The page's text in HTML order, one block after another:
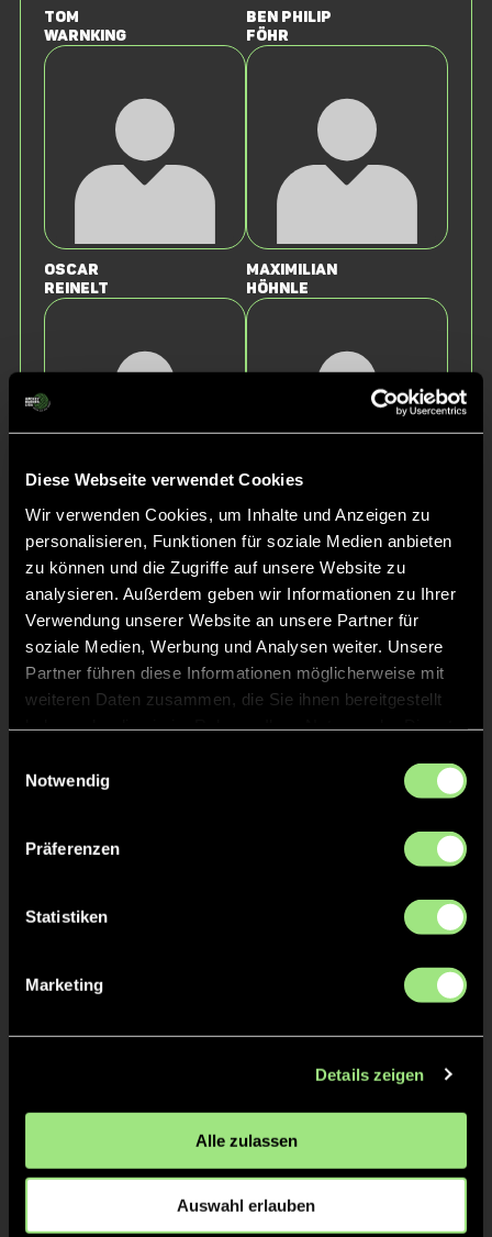
Diese Webseite verwendet Cookies
Wir verwenden Cookies, um Inhalte und Anzeigen zu
personalisieren, Funktionen für soziale Medien anbieten
zu können und die Zugriffe auf unsere Website zu
analysieren. Außerdem geben wir Informationen zu Ihrer
Verwendung unserer Website an unsere Partner für
soziale Medien, Werbung und Analysen weiter. Unsere
Partner führen diese Informationen möglicherweise mit
weiteren Daten zusammen, die Sie ihnen bereitgestellt
Notwendig
Präferenzen
Statistiken
Marketing
Details zeigen
Alle zulassen
Auswahl erlauben
Tom
Warnking
Ben Philip
Föhr
Oscar
Reinelt
Maximilian
Höhnle
Mick
Schäuble
Benedikt
Scheib
Jye
Staff